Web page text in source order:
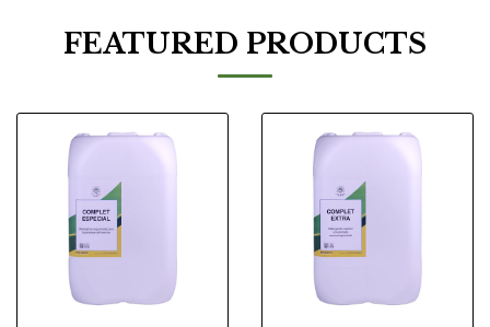
FEATURED PRODUCTS